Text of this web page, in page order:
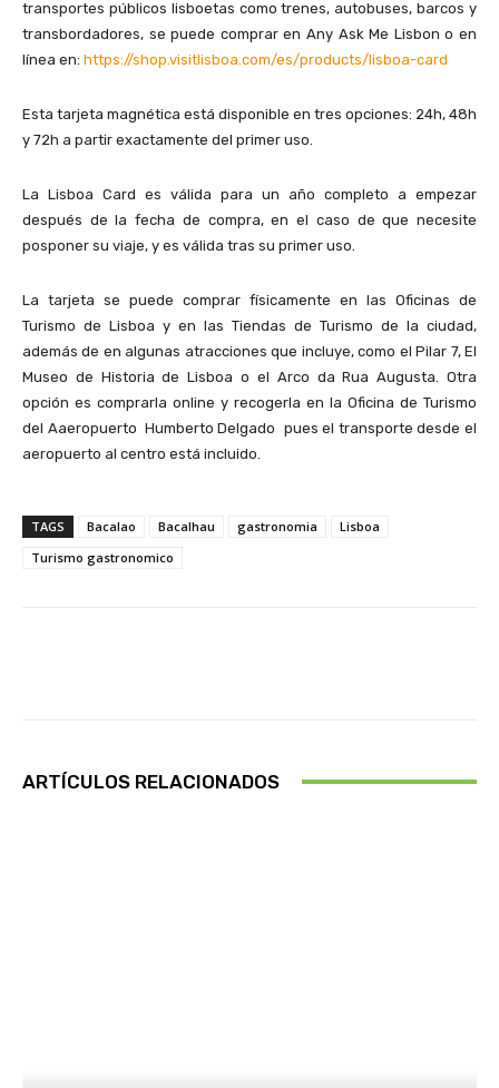
transportes públicos lisboetas como trenes, autobuses, barcos y
transbordadores, se puede comprar en Any Ask Me Lisbon o en
línea en: https://shop.visitlisboa.com/es/products/lisboa-card
Esta tarjeta magnética está disponible en tres opciones: 24h, 48h
y 72h a partir exactamente del primer uso.
La Lisboa Card es válida para un año completo a empezar
después de la fecha de compra, en el caso de que necesite
posponer su viaje, y es válida tras su primer uso.
La tarjeta se puede comprar físicamente en las Oficinas de
Turismo de Lisboa y en las Tiendas de Turismo de la ciudad,
además de en algunas atracciones que incluye, como el Pilar 7, El
Museo de Historia de Lisboa o el Arco da Rua Augusta. Otra
opción es comprarla online y recogerla en la Oficina de Turismo
del Aaeropuerto Humberto Delgado pues el transporte desde el
aeropuerto al centro está incluido.
TAGS Bacalao Bacalhau gastronomia
Lisboa
Turismo gastronomico
ARTÍCULOS RELACIONADOS